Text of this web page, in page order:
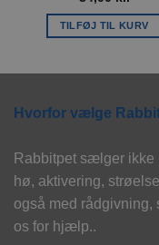
TILFØJ TIL KURV
Hvorfor vælge
Rabbitpet sælger ikke
hø, aktivering,
også med rådgivning,
os for hjælp..